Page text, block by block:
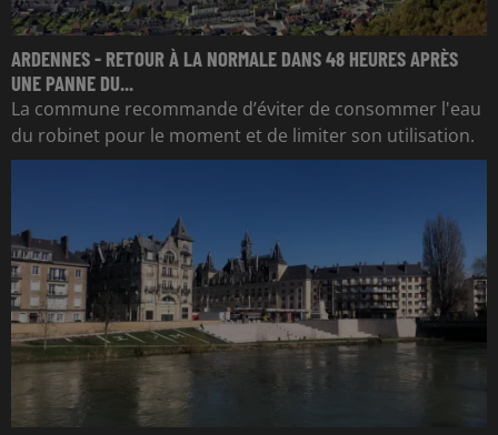
ARDENNES - RETOUR À LA NORMALE DANS 48 HEURES APRÈS
UNE PANNE DU...
La commune recommande d’éviter de consommer l'eau
du robinet pour le moment et de limiter son utilisation.